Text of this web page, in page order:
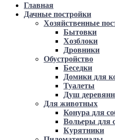
Главная
Дачные постройки
Хозяйственные
Бытовки
Хозблоки
Дровники
Обустройство
Беседки
Домики для
Туалеты
Душ
Для животных
Конура для
Вольеры для
Курятники